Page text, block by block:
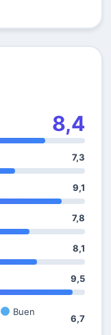
8,4
7,3
9,1
7,8
8,1
9,5
Buen
6,7